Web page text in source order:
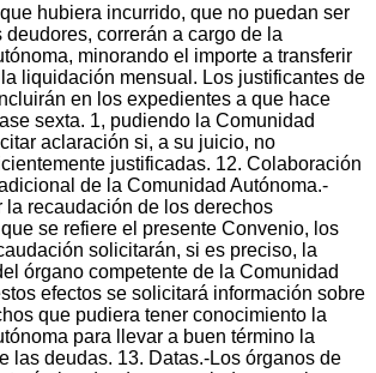
hubiera incurrido, que no puedan ser
deudores, correrán a cargo de la
minorando el importe a transferir
liquidación mensual. Los justificantes de
en los expedientes a que hace
sexta. 1, pudiendo la Comunidad
aclaración si, a su juicio, no
justificadas. 12. Colaboración
de la Comunidad Autónoma.-
la recaudación de los derechos
se refiere el presente Convenio, los
solicitarán, si es preciso, la
órgano competente de la Comunidad
efectos se solicitará información sobre
que pudiera tener conocimiento la
para llevar a buen término la
las deudas. 13. Datas.-Los órganos de